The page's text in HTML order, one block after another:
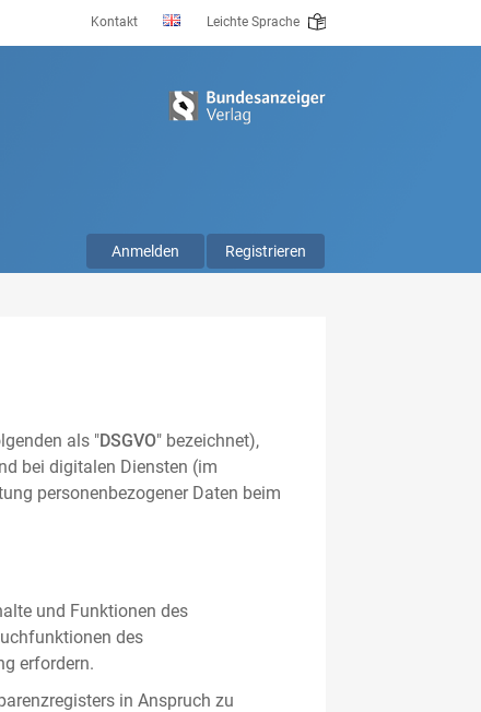
Kontakt Leichte Sprache
Anmelden Registrieren
als "DSGVO" bezeichnet),
bei digitalen Diensten (im
personenbezogener Daten beim
und Funktionen des
des
erfordern.
in Anspruch zu